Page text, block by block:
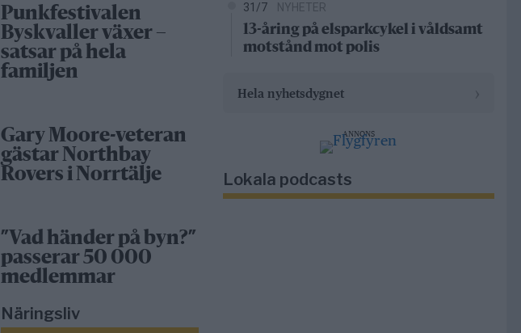
Punkfestivalen
Byskvaller växer –
satsar på hela
familjen
Gary Moore-veteran
gästar Northbay
Rovers i Norrtälje
”Vad händer på byn?”
passerar 50 000
medlemmar
Näringsliv
31/7 NYHETER
13-åring på elsparkcykel i våldsamt
motstånd mot polis
Hela nyhetsdygnet
ANNONS
Lokala podcasts